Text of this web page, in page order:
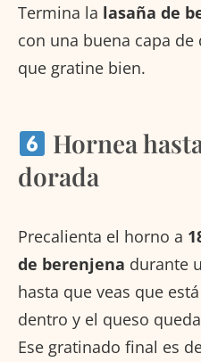
Termina la lasaña de
con una buena capa
que gratine bien.
Hornea
dorada
Precalienta el horno a
de berenjena durante
hasta que veas que
dentro y el queso
Ese gratinado final es